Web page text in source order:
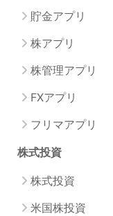
貯金アプリ
株アプリ
株管理アプリ
FXアプリ
フリマアプリ
株式投資
株式投資
米国株投資